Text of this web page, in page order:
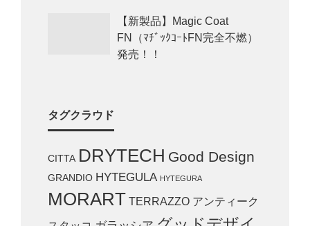
【新製品】Magic Coat
FN（ﾏﾁﾞｯｸｺｰﾄFN完全不燃）
発売！！
タグクラウド
CITTA DRYTECH Good Design
GRANDIO HYTEGULA HYTEGURA
MORART TERRAZZO アンティーク